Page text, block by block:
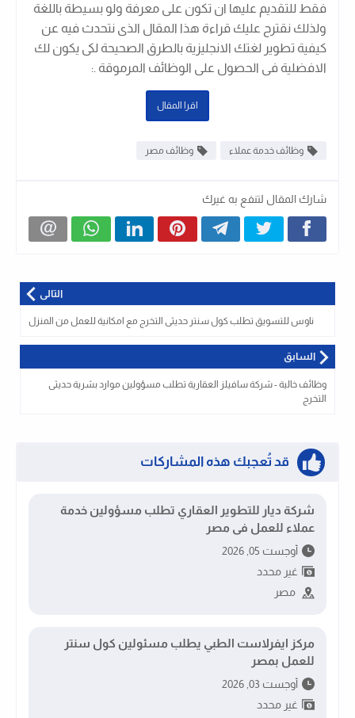
فقط للتقديم عليها ان تكون على معرفة ولو بسيطة باللغة
ولذلك نقترح عليك قراءة هذا المقال الذى نتحدث فيه عن
كيفية تطوير لغتك الانجليزية بالطرق الصحيحة لكى يكون لك
الافضلية فى الحصول على الوظائف المرموقة .:
اقرا المقال
وظائف خدمة عملاء وظائف مصر
شارك المقال لتنفع به غيرك
التالى
ناوس للتسويق تطلب كول سنتر حديثى التخرج مع امكانية للعمل من المنزل
السابق
وظائف خالية - شركة سافيلز العقارية تطلب مسؤولين موارد بشرية حديثى
التخرج
قد تُعجبك هذه المشاركات
شركة ديار للتطوير العقاري تطلب مسؤولين خدمة
عملاء للعمل فى مصر
أوجست 05, 2026
غير محدد
مصر
مركز ايفرلاست الطبي يطلب مسئولين كول سنتر
للعمل بمصر
أوجست 03, 2026
غير محدد